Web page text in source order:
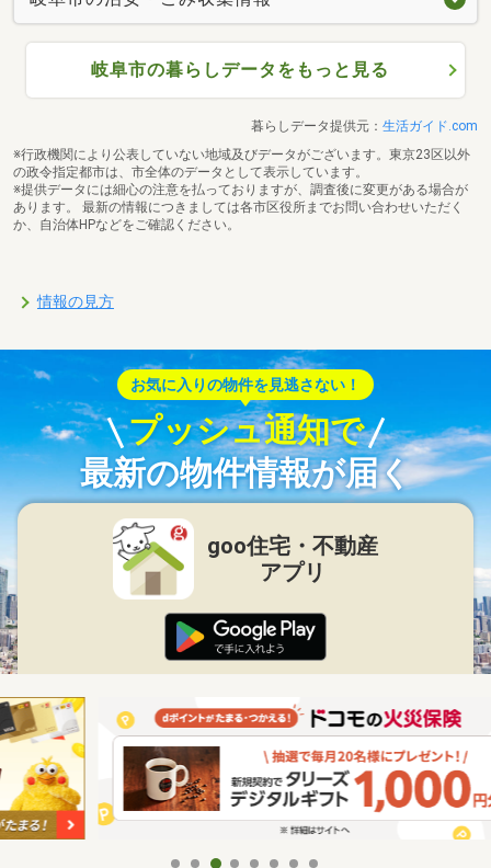
岐阜市の暮らしデータをもっと見る
暮らしデータ提供元： 生活ガイド.com
※行政機関により公表していない地域及びデータがございます。東京23区以外
の政令指定都市は、市全体のデータとして表示しています。
※提供データには細心の注意を払っておりますが、調査後に変更がある場合が
あります。 最新の情報につきましては各市区役所までお問い合わせいただく
か、自治体HPなどをご確認ください。
情報の見方
お気に入りの物件を見逃さない！
プッシュ通知で
最新の物件情報が届く
goo住宅・不動産
アプリ